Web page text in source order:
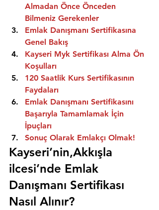
Almadan Önce Önceden
Bilmeniz Gerekenler
Emlak Danışmanı Sertifikasına
Genel Bakış
Kayseri Myk Sertifikası Alma Ön
Koşulları
120 Saatlik Kurs Sertifikasının
Faydaları
Emlak Danışmanı Sertifikasını
Başarıyla Tamamlamak İçin
İpuçları
Sonuç Olarak Emlakçı Olmak!
Kayseri’nin,Akkışla
ilcesi’nde Emlak
Danışmanı Sertifikası
Nasıl Alınır?